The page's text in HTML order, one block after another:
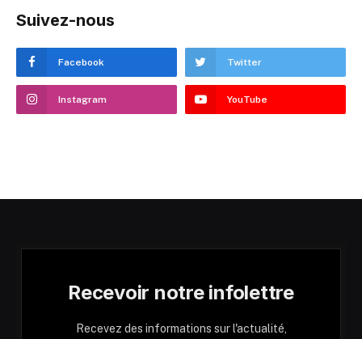
Suivez-nous
Facebook Twitter
Instagram YouTube
Recevoir notre infolettre
Recevez des informations sur l'actualité,